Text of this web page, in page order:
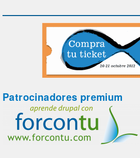
Patrocinadores premium